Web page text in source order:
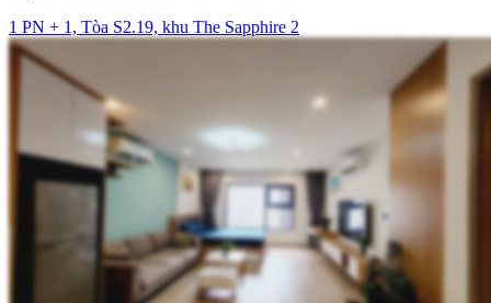
1 PN + 1, Tòa S2.19, khu The Sapphire 2